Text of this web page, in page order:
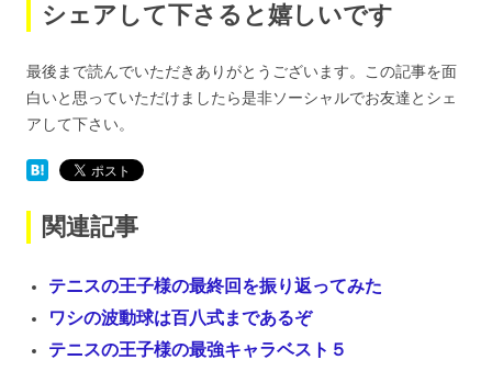
シェアして下さると嬉しいです
最後まで読んでいただきありがとうございます。この記事を面
白いと思っていただけましたら是非ソーシャルでお友達とシェ
アして下さい。
関連記事
テニスの王子様の最終回を振り返ってみた
ワシの波動球は百八式まであるぞ
テニスの王子様の最強キャラベスト５